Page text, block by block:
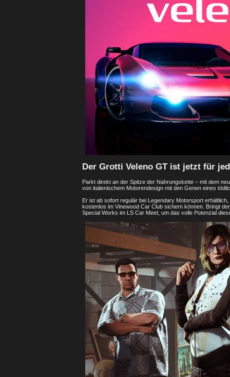
Der Grotti Veleno GT ist jetzt für
Parkt direkt an der Spitze der Nahrungskette – mit dem
von italienischem Motorendesign mit den Genen eines
Er ist ab sofort regulär bei Legendary Motorsport
kostenlos im Vinewood Car Club sichern können. Bringt
Special Works im LS Car Meet, um das volle Potenzial